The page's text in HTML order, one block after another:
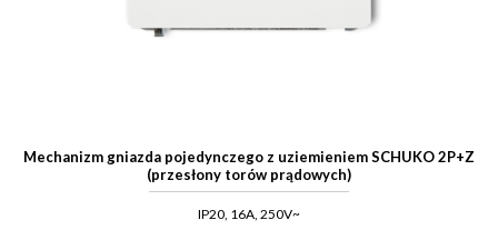
Mechanizm gniazda pojedynczego z uziemieniem SCHUKO 2P+Z
(przesłony torów prądowych)
IP20, 16A, 250V~